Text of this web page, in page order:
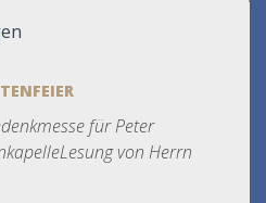
für Peter
von Herrn